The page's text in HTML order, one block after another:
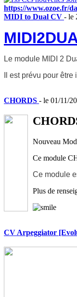
https://www.ozoe.fr/
MIDI to Dual CV - le
Le module MIDI 2
Il est prévu pour
CHORDS - le 01/11/
Nouveau
Ce module
Ce module
Plus de
CV Arpeggiator